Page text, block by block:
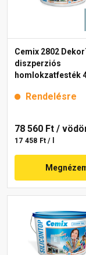
Cemix 2802
diszperziós
homlokzatfesték
Rendelésre
78 560 Ft /
17 458 Ft / l